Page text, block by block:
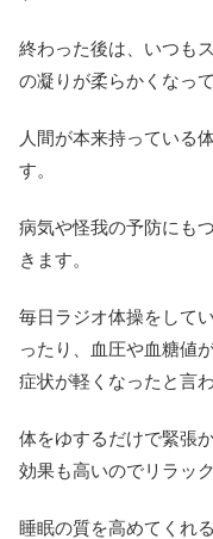
終わった後は、いつも
の凝りが柔らかくなっ
人間が本来持っている
す。
病気や怪我の予防にも
きます。
毎日ラジオ体操をして
ったり、血圧や血糖値
症状が軽くなったと言
体をゆするだけで緊張
効果も高いのでリラッ
睡眠の質を高めてくれ